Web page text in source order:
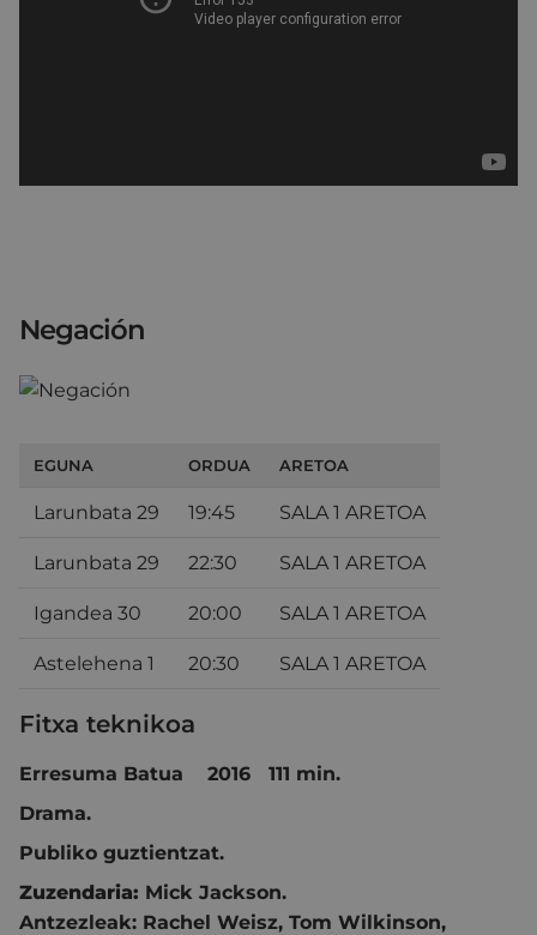
Negación
EGUNA ORDUA ARETOA
Larunbata 29 19:45 SALA 1 ARETOA
Larunbata 29 22:30 SALA 1 ARETOA
Igandea 30 20:00 SALA 1 ARETOA
Astelehena 1 20:30 SALA 1 ARETOA
Fitxa teknikoa
Erresuma Batua 2016 111 min.
Drama.
Publiko guztientzat.
Zuzendaria: Mick Jackson.
Antzezleak: Rachel Weisz, Tom Wilkinson,